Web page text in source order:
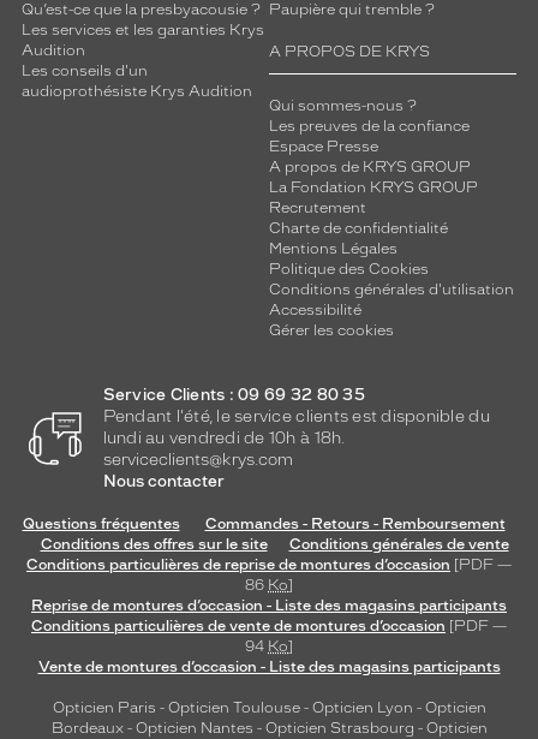
Qu’est-ce que la presbyacousie ?
Les services et les garanties Krys
Audition
Les conseils d'un
audioprothésiste Krys Audition
Paupière qui tremble ?
A PROPOS DE KRYS
Qui sommes-nous ?
Les preuves de la confiance
Espace Presse
A propos de KRYS GROUP
La Fondation KRYS GROUP
Recrutement
Charte de confidentialité
Mentions Légales
Politique des Cookies
Conditions générales d'utilisation
Accessibilité
Gérer les cookies
Service Clients : 09 69 32 80 35
Pendant l'été, le service clients est disponible du
lundi au vendredi de 10h à 18h.
serviceclients@krys.com
Nous contacter
Questions fréquentes
Commandes - Retours - Remboursement
Conditions des offres sur le site
Conditions générales de vente
Conditions particulières de reprise de montures d’occasion [PDF —
86 Ko]
Reprise de montures d’occasion - Liste des magasins participants
Conditions particulières de vente de montures d’occasion [PDF —
94 Ko]
Vente de montures d’occasion - Liste des magasins participants
Opticien Paris - Opticien Toulouse- Opticien Lyon - Opticien
Bordeaux- Opticien Nantes - Opticien Strasbourg - Opticien